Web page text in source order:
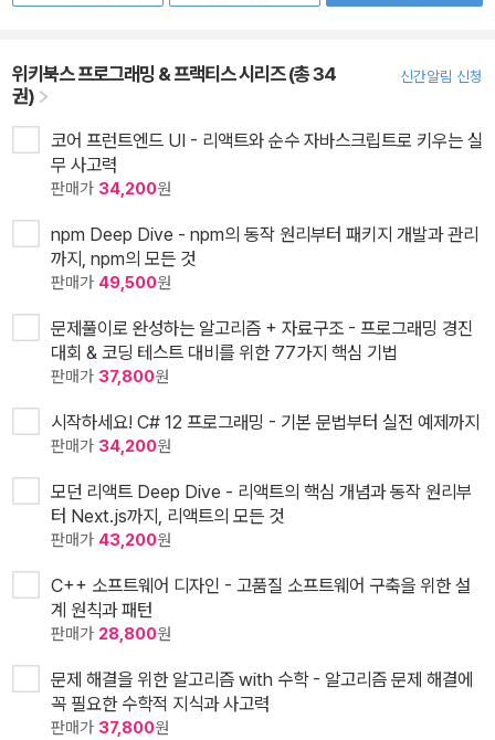
위키북스 프로그래밍 & 프랙티스 시리즈 (총 34
권)
신간알림 신청
코어 프런트엔드 UI - 리액트와 순수 자바스크립트로 키우는 실
무 사고력
판매가 34,200원
npm Deep Dive - npm의 동작 원리부터 패키지 개발과 관리
까지, npm의 모든 것
판매가 49,500원
문제풀이로 완성하는 알고리즘 + 자료구조 - 프로그래밍 경진
대회 & 코딩 테스트 대비를 위한 77가지 핵심 기법
판매가 37,800원
시작하세요! C# 12 프로그래밍 - 기본 문법부터 실전 예제까지
판매가 34,200원
모던 리액트 Deep Dive - 리액트의 핵심 개념과 동작 원리부
터 Next.js까지, 리액트의 모든 것
판매가 43,200원
C++ 소프트웨어 디자인 - 고품질 소프트웨어 구축을 위한 설
계 원칙과 패턴
판매가 28,800원
문제 해결을 위한 알고리즘 with 수학 - 알고리즘 문제 해결에
꼭 필요한 수학적 지식과 사고력
판매가 37,800원